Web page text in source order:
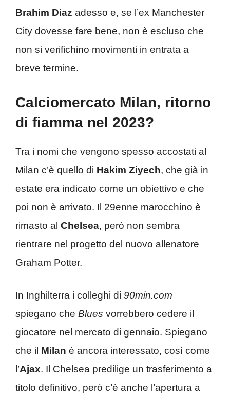
Brahim Diaz adesso e, se l’ex Manchester
City dovesse fare bene, non è escluso che
non si verifichino movimenti in entrata a
breve termine.
Calciomercato Milan, ritorno
di fiamma nel 2023?
Tra i nomi che vengono spesso accostati al
Milan c’è quello di Hakim Ziyech, che già in
estate era indicato come un obiettivo e che
poi non è arrivato. Il 29enne marocchino è
rimasto al Chelsea, però non sembra
rientrare nel progetto del nuovo allenatore
Graham Potter.
In Inghilterra i colleghi di 90min.com
spiegano che Blues vorrebbero cedere il
giocatore nel mercato di gennaio. Spiegano
che il Milan è ancora interessato, così come
l’Ajax. Il Chelsea predilige un trasferimento a
titolo definitivo, però c’è anche l’apertura a